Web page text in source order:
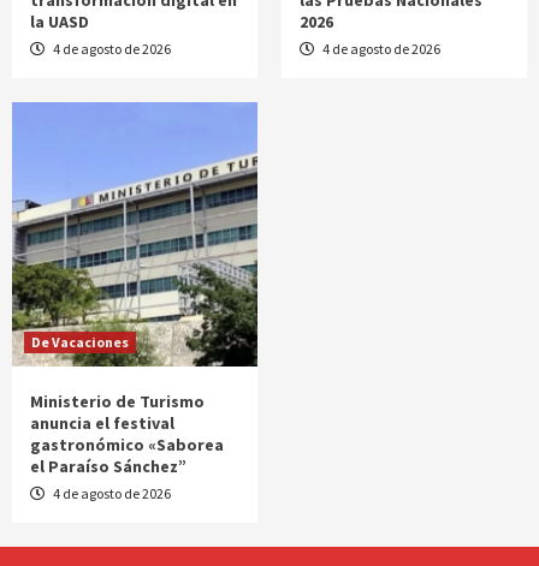
la UASD
4 de agosto de 2026
2026
4 de agosto de 2026
De Vacaciones
Ministerio de Turismo
anuncia el festival
gastronómico «Saborea
el Paraíso Sánchez”
4 de agosto de 2026